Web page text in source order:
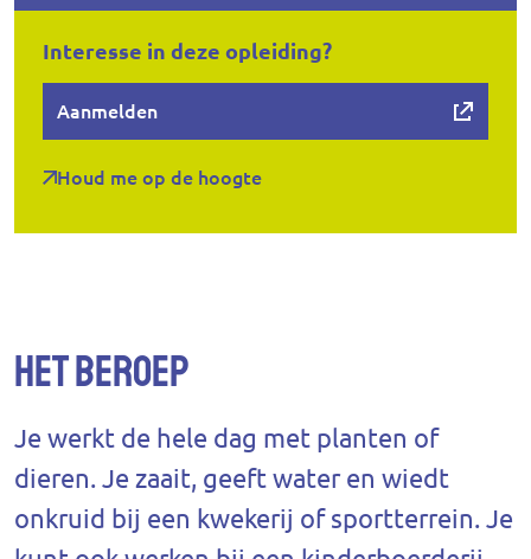
Interesse in deze opleiding?
Aanmelden
Houd me op de hoogte
Het beroep
Je werkt de hele dag met planten of
dieren. Je zaait, geeft water en wiedt
onkruid bij een kwekerij of sportterrein. Je